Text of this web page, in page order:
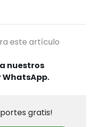
este artículo
nuestros
gratis!